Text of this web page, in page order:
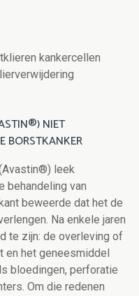
kankercellen
NIET
BORSTKANKER
leek
behandeling van
beweerde dat het de
Na enkele jaren
te zijn: de overleving of
het geneesmiddel
bloedingen, perforatie
Om die redenen